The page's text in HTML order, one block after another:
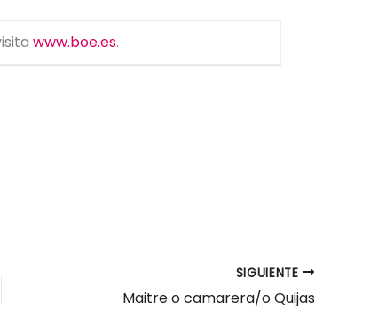
www.boe.es.
SIGUIENTE
Maitre o camarera/o Quijas